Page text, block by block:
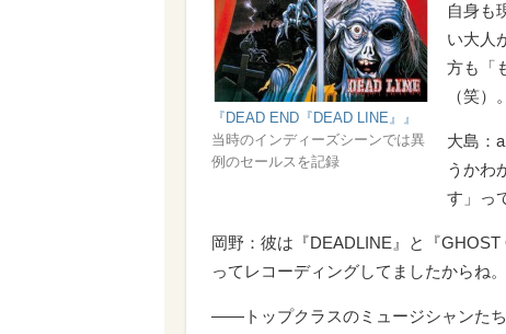
『DEAD END『DEAD LINE』』
当時のインディーズシーンでは異
例のセールスを記録
自身も
い大人
方も「
（笑）。
大島：
うかわ
す」っ
岡野：彼は『DEADLINE』と『
ってレコーディングしてましたからね
――トップクラスのミュージシャンた